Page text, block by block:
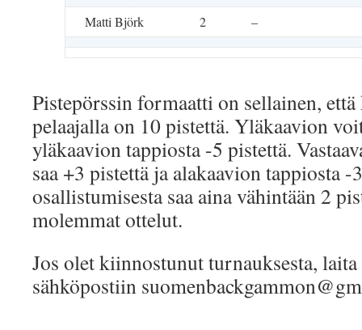
Matti Björk
2 –
Pistepörssin formaatti on sellainen,
pelaajalla on 10 pistettä. Yläkaavion
yläkaavion tappiosta -5 pistettä.
saa +3 pistettä ja alakaavion tappiosta
osallistumisesta saa aina vähintään 2
molemmat ottelut.
Jos olet kiinnostunut turnauksesta,
sähköpostiin